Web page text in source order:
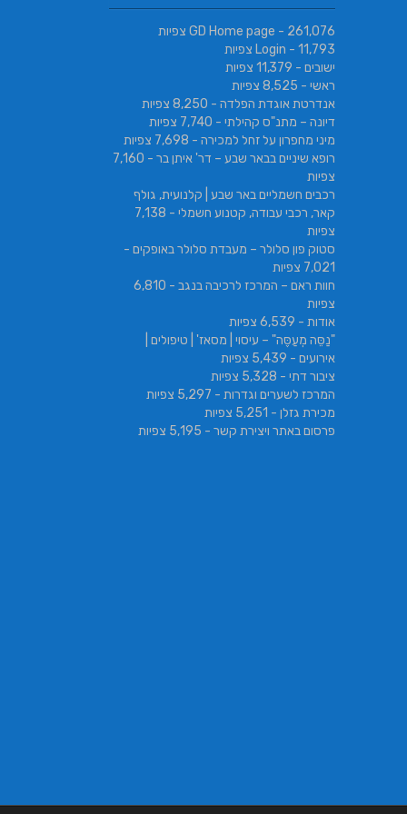
GD Home page - 261,076 צפיות
Login - 11,793 צפיות
ישובים - 11,379 צפיות
ראשי - 8,525 צפיות
אנדרטת אוגדת הפלדה - 8,250 צפיות
דיונה – מתנ"ס קהילתי - 7,740 צפיות
מיני מחפרון על זחל למכירה - 7,698 צפיות
רופא שיניים בבאר שבע – דר' איתן בר
- 7,160
צפיות
רכבים חשמליים באר שבע | קלנועית, גולף
קאר, רכבי עבודה, קטנוע חשמלי
- 7,138
צפיות
סטוק פון סלולר – מעבדת סלולר באופקים -
7,021 צפיות
חוות ראם – המרכז לרכיבה בנגב
- 6,810
צפיות
אודות - 6,539 צפיות
"נַסֵּה מְעַסֶּה" – עיסוי | מסאז' | טיפולים |
אירועים - 5,439 צפיות
ציבור דתי - 5,328 צפיות
המרכז לשערים וגדרות - 5,297 צפיות
מכירת גזלן - 5,251 צפיות
פרסום באתר ויצירת קשר - 5,195 צפיות